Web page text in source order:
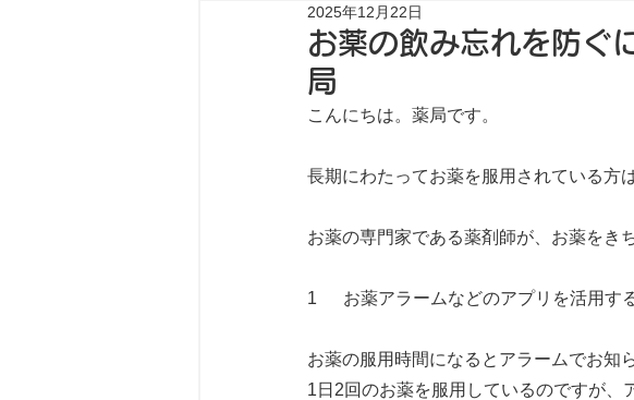
お薬の飲み忘れを防
局
2025年12月22日
こんにちは。薬局です。
長期にわたってお薬を服用されている方
お薬の専門家である薬剤師が、お薬をき
1      お薬アラームなどのアプリを活用す
お薬の服用時間になるとアラームでお知
1日2回のお薬を服用しているのですが、